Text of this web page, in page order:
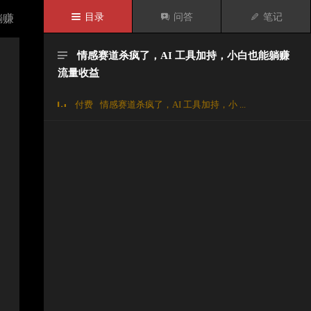
赚  目录  问答  笔记

情感赛道杀疯了，AI 工具加持，小白也能躺赚
流量收益
付费 情感赛道杀疯了，AI 工具加持，小 ...